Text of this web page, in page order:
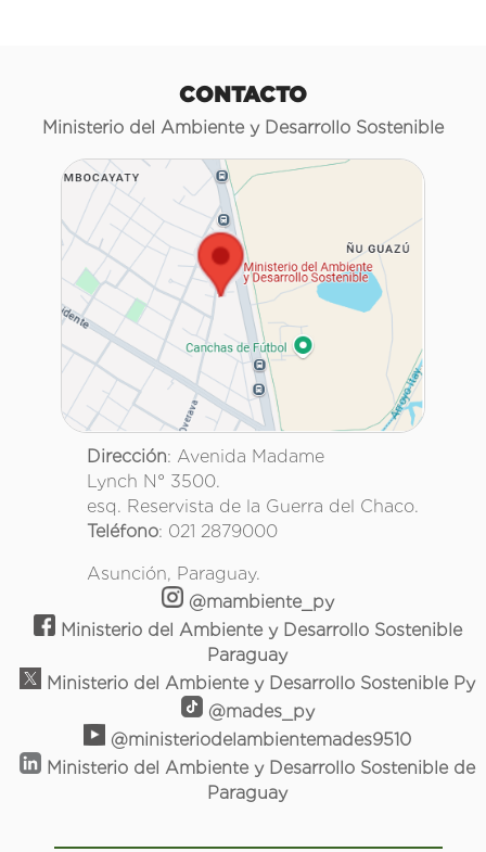
CONTACTO
Ministerio del Ambiente y Desarrollo Sostenible
Dirección: Avenida Madame
Lynch N° 3500.
esq. Reservista de la Guerra del Chaco.
Teléfono: 021 2879000
Asunción, Paraguay.
@mambiente_py
Ministerio del Ambiente y Desarrollo Sostenible
Paraguay
Ministerio del Ambiente y Desarrollo Sostenible Py
@mades_py
@ministeriodelambientemades9510
Ministerio del Ambiente y Desarrollo Sostenible de
Paraguay